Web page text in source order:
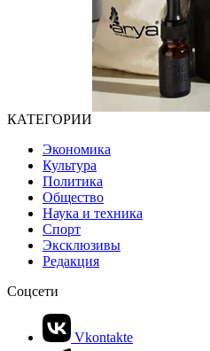
КАТЕГОРИИ
Экономика
Культура
Политика
Общество
Наука и техника
Спорт
Эксклюзивы
Редакция
Соцсети
Vkontakte